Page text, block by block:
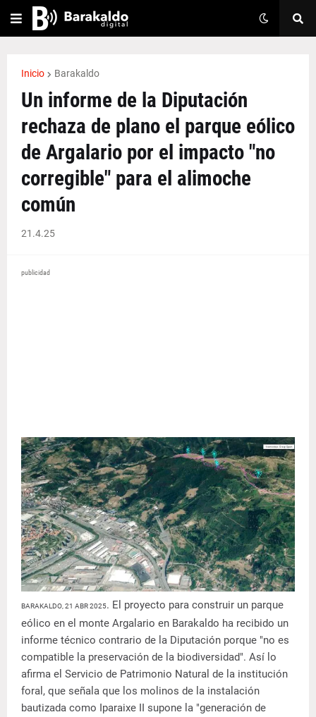
Inicio Barakaldo
Un informe de la Diputación
rechaza de plano el parque eólico
de Argalario por el impacto "no
corregible" para el alimoche
común
21.4.25
publicidad
BARAKALDO, 21 ABR 2025. El proyecto para construir un parque
eólico en el monte Argalario en Barakaldo ha recibido un
informe técnico contrario de la Diputación porque "no es
compatible la preservación de la biodiversidad". Así lo
afirma el Servicio de Patrimonio Natural de la institución
foral, que señala que los molinos de la instalación
bautizada como Iparaixe II supone la "generación de